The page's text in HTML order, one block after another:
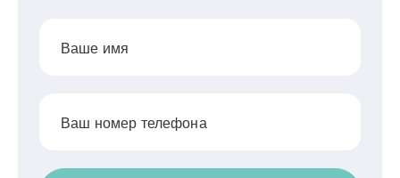
Ваше имя
Ваш номер телефона